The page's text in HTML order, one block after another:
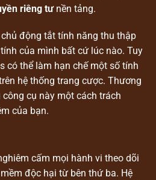
riêng tưnền tảng.
động tắt tính năng thu thập
của mình bất cứ lúc nào. Tuy
có thể làm hạn chế một số tính
hệ thống trang cược. Thương
cụ này một cách trách
của bạn.
cấm mọi hành vi theo dõi
độc hại từ bên thứ ba. Hệ